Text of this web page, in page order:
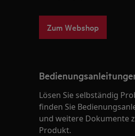
Zum Webshop
Lösen Sie selbständig
finden Sie
und weitere Dokumente
Produkt.